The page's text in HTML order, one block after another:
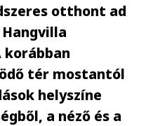
otthont ad
tér mostantól
helyszíne
a néző és a